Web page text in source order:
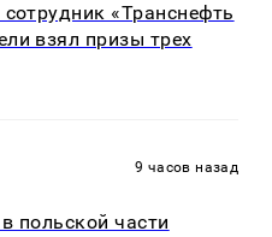
«Транснефть
взял призы трех
9 часов назад
польской части